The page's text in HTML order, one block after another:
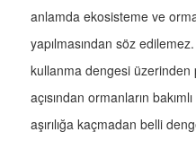
anlamda ekosisteme ve
yapılmasından söz
kullanma dengesi üzerinden
açısından ormanların
aşırılığa kaçmadan belli